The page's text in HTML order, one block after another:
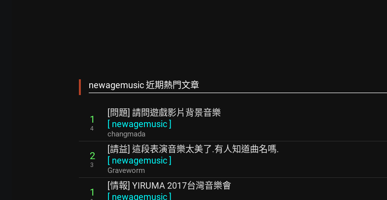
newagemusic 近期熱門文章
1
4
[問題] 請問遊戲影片背景音樂
[ newagemusic]
changmada
2
3
[請益] 這段表演音樂太美了.有人知道曲名嗎.
[ newagemusic]
Graveworm
1
[情報] YIRUMA 2017台灣音樂會
[ newagemusic]